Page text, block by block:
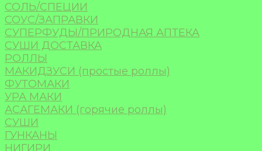
СОЛЬ/СПЕЦИИ
СОУС/ЗАПРАВКИ
СУПЕРФУДЫ/ПРИРОДНАЯ АПТЕКА
СУШИ ДОСТАВКА
РОЛЛЫ
МАКИДЗУСИ (простые роллы)
ФУТОМАКИ
УРА МАКИ
АСАГЕМАКИ (горячие роллы)
СУШИ
ГУНКАНЫ
НИГИРИ